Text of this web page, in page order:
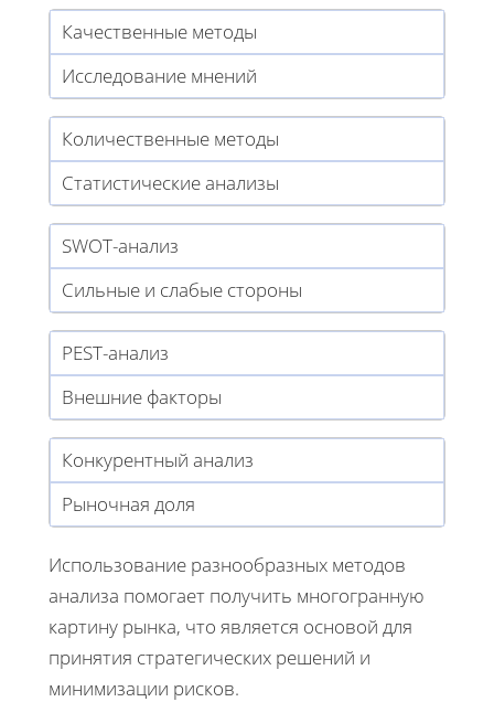
Качественные методы
Исследование мнений
Количественные методы
Статистические анализы
SWOT-анализ
Сильные и слабые стороны
PEST-анализ
Внешние факторы
Конкурентный анализ
Рыночная доля
Использование разнообразных методов
анализа помогает получить многогранную
картину рынка, что является основой для
принятия стратегических решений и
минимизации рисков.